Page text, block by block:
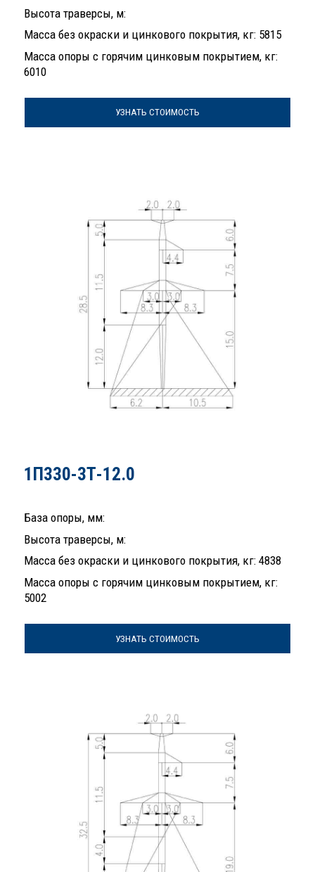
Высота траверсы, м:
Масса без окраски и цинкового покрытия, кг: 5815
Масса опоры с горячим цинковым покрытием, кг:
6010
УЗНАТЬ СТОИМОСТЬ
1П330-3Т-12.0
База опоры, мм:
Высота траверсы, м:
Масса без окраски и цинкового покрытия, кг: 4838
Масса опоры с горячим цинковым покрытием, кг:
5002
УЗНАТЬ СТОИМОСТЬ